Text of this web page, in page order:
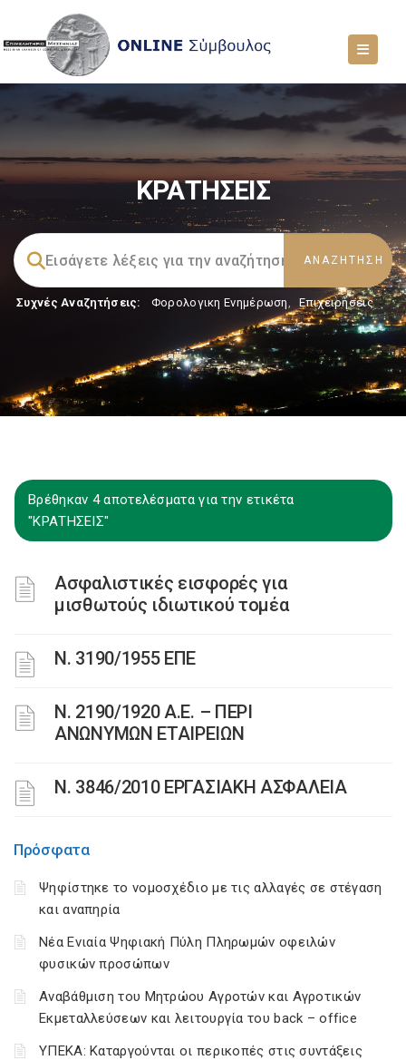
ΚΡΑΤΗΣΕΙΣ
Συχνές Αναζητήσεις: Φορολογικη Ενημέρωση, Επιχειρήσεις
Βρέθηκαν 4 αποτελέσματα για την ετικέτα
"ΚΡΑΤΗΣΕΙΣ"
Ασφαλιστικές εισφορές για
μισθωτούς ιδιωτικού τομέα
Ν. 3190/1955 ΕΠΕ
Ν. 2190/1920 Α.Ε. – ΠΕΡΙ
ΑΝΩΝΥΜΩΝ ΕΤΑΙΡΕΙΩΝ
Ν. 3846/2010 ΕΡΓΑΣΙΑΚΗ ΑΣΦΑΛΕΙΑ
Πρόσφατα
Ψηφίστηκε το νομοσχέδιο με τις αλλαγές σε στέγαση
και αναπηρία
Νέα Ενιαία Ψηφιακή Πύλη Πληρωμών οφειλών
φυσικών προσώπων
Αναβάθμιση του Μητρώου Αγροτών και Αγροτικών
Εκμεταλλεύσεων και λειτουργία του back – office
ΥΠΕΚΑ: Καταργούνται οι περικοπές στις συντάξεις